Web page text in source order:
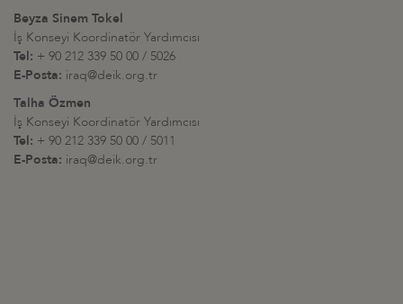
Beyza Sinem Tokel
İş Konseyi Koordinatör Yardımcısı
Tel: + 90 212 339 50 00 / 5026
E-Posta: iraq@deik.org.tr
Talha Özmen
İş Konseyi Koordinatör Yardımcısı
Tel: + 90 212 339 50 00 / 5011
E-Posta: iraq@deik.org.tr